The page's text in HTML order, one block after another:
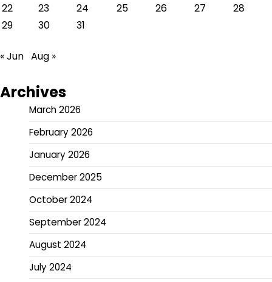
22
23 24 25 26 27
28
29
30 31
« Jun Aug »
Archives
March 2026
February 2026
January 2026
December 2025
October 2024
September 2024
August 2024
July 2024